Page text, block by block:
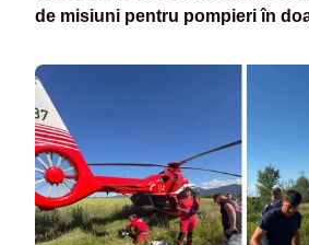
de misiuni pentru pompieri în